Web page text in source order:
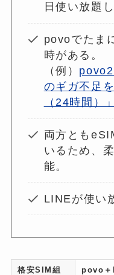
日使い放題
povoでたま
時がある。
（例）
のギガ不足
（24時間）
両方とも
いるため、
能。
LINEが使い
格安SIM組
povo＋